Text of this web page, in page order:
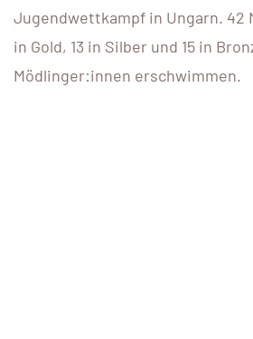
Jugendwettkampf in Ungarn. 42
in Gold, 13 in Silber und 15 in
Mödlinger:innen erschwimmen.